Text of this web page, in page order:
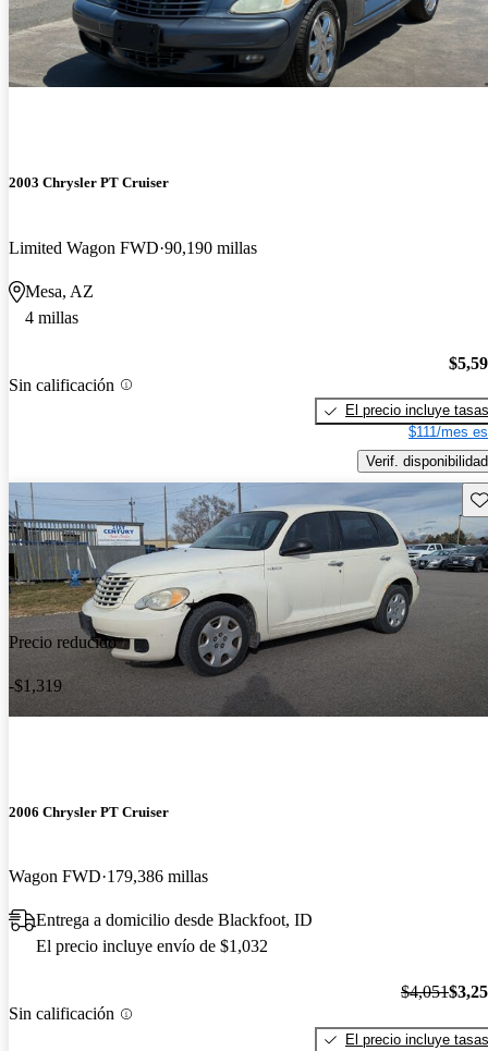
2003 Chrysler PT Cruiser
Limited Wagon FWD 90,190 millas
Mesa, AZ
4 millas
Sin calificación
El precio incluye tasas
$111/mes
Verif. disponibilidad
Precio reducido
-$1,319
2006 Chrysler PT Cruiser
Wagon FWD 179,386 millas
Entrega a domicilio desde Blackfoot, ID
El precio incluye envío de $1,032
Sin calificación
$4,051
El precio incluye tasas